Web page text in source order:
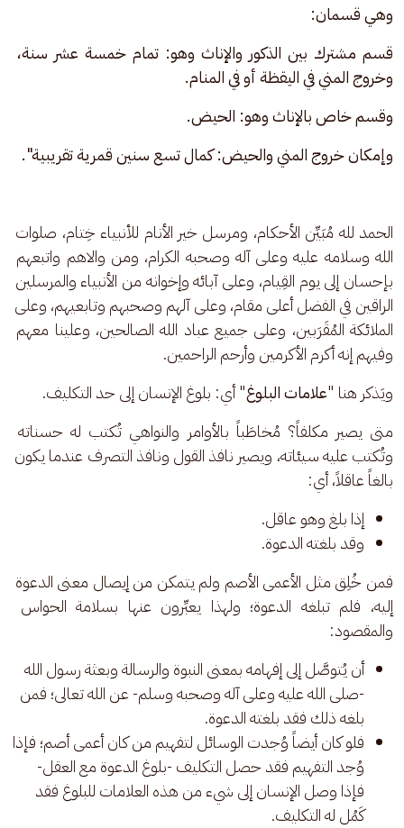
وهي قسمان:
قسم مشترك بين الذكور والإناث وهو: تمام خمسة عشر سنة،
وخروج المني في اليقظة أو في المنام.
وقسم خاص بالإناث وهو: الحيض.
وإمكان خروج المني والحيض: كمال تسع سنين قمرية تقريبية".
الحمد لله مُبَيِّن الأحكام، ومرسل خير الأنام للأنبياء خِتام، صلوات
الله وسلامه عليه وعلى آله وصحبه الكرام، ومن والاهم واتبعهم
بإحسان إلى يوم القِيام، وعلى آبائه وإخوانه من الأنبياء والمرسلين
الراقين في الفضل أعلى مقام، وعلى آلهم وصحبهم وتابعيهم، وعلى
الملائكة المُقَرَبين، وعلى جميع عباد الله الصالحين، وعلينا معهم
وفيهم إنه أكرم الأكرمين وأرحم الراحمين.
ويَذكر هنا "علامات البلوغ" أي: بلوغ الإنسان إلى حد التكليف.
متى يصير مكلفاً؟ مُخاطَباً بالأوامر والنواهي تُكتب له حسناته
وتُكتب عليه سيئاته، ويصير نافذ القول ونافذ التصرف عندما يكون
بالغاً عاقلاً، أي:
إذا بلغ وهو عاقل.
وقد بلغته الدعوة.
فمن خُلِق مثل الأعمى الأصم ولم يتمكن من إيصال معنى الدعوة
إليه، فلم تبلغه الدعوة؛ ولهذا يعبِّرون عنها بسلامة الحواس
والمقصود:
أن يُتوصَّل إلى إفهامه بمعنى النبوة والرسالة وبعثة رسول الله
-صلى الله عليه وعلى آله وصحبه وسلم- عن الله تعالى؛ فمن
بلغه ذلك فقد بلغته الدعوة.
فلو كان أيضاً وُجدت الوسائل لتفهيم من كان أعمى أصم؛ فإذا
وُجد التفهيم فقد حصل التكليف -بلوغ الدعوة مع العقل-
فإذا وصل الإنسان إلى شيء من هذه العلامات للبلوغ فقد
كَمُل له التكليف.